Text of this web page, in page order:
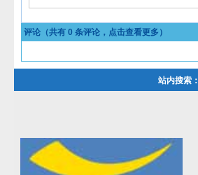
评论（共有 0 条评论，点击查看更多）
站内搜索：